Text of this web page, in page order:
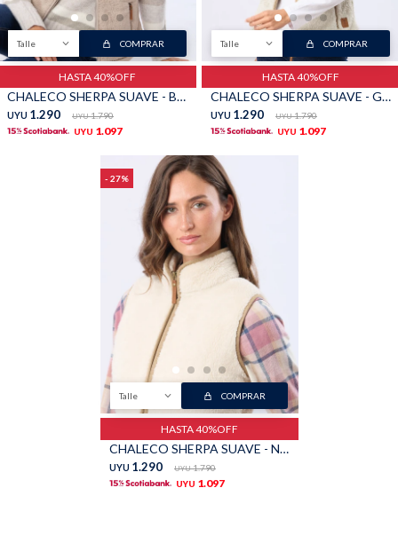
Talle COMPRAR
HASTA 40%OFF
CHALECO SHERPA SUAVE - Beige Oscuro
UYU 1.290 UYU 1.790
UYU 1.097
Talle COMPRAR
HASTA 40%OFF
CHALECO SHERPA SUAVE - Gris
UYU 1.290 UYU 1.790
UYU 1.097
27
Talle COMPRAR
HASTA 40%OFF
CHALECO SHERPA SUAVE - Natural
UYU 1.290 UYU 1.790
UYU 1.097